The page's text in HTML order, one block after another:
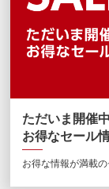
ただいま開催中
お得なセール
お得な情報が満載